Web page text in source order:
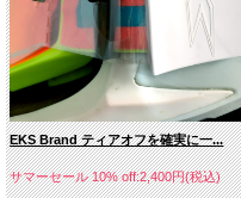
EKS Brand ティアオフを確実に一...
サマーセール 10% off:2,400円(税込)